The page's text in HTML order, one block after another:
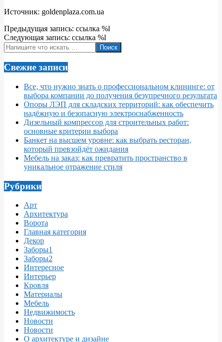
Источник: goldenplaza.com.ua
2018-
05-
20
Предыдущая запись: ссылка %l
Следующая запись: ссылка %l
Поиск
Свежие записи
Все, что нужно знать о профессиональном клининге: от
выбора компании до получения безупречного результата
Опоры ЛЭП для складских территорий: как обеспечить
надёжную и безопасную электроснабженность
Дизельный компрессор для строительных работ:
основные критерии выбора
Банкет на высшем уровне: как выбрать ресторан,
который превзойдёт ожидания
Мебель на заказ: как превратить пространство в
уникальное отражение стиля
Рубрики
Арт
Архитектура
Ворота
Главная категория
Декор
Заборы1
Заборы2
Интересное
Интерьер
Кровля
Материалы
Мебель
Недвижимость
Новости
Новости
О архитектуре и дизайне